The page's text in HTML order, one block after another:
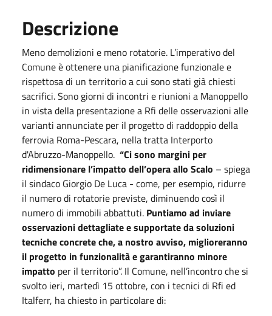
Descrizione
Meno demolizioni e meno rotatorie. L’imperativo del
Comune è ottenere una pianificazione funzionale e
rispettosa di un territorio a cui sono stati già chiesti
sacrifici. Sono giorni di incontri e riunioni a Manoppello
in vista della presentazione a Rfi delle osservazioni alle
varianti annunciate per il progetto di raddoppio della
ferrovia Roma-Pescara, nella tratta Interporto
d'Abruzzo-Manoppello. “Ci sono margini per
ridimensionare l’impatto dell’opera allo Scalo – spiega
il sindaco Giorgio De Luca - come, per esempio, ridurre
il numero di rotatorie previste, diminuendo così il
numero di immobili abbattuti. Puntiamo ad inviare
osservazioni dettagliate e supportate da soluzioni
tecniche concrete che, a nostro avviso, miglioreranno
il progetto in funzionalità e garantiranno minore
impatto per il territorio”. Il Comune, nell’incontro che si
svolto ieri, martedì 15 ottobre, con i tecnici di Rfi ed
Italferr, ha chiesto in particolare di: